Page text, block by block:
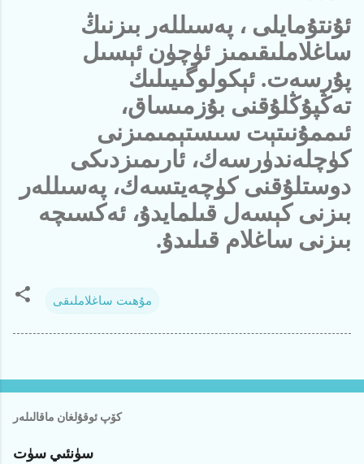
ئۇنتۇمايلى ، پەسىللەر بىزنىڭ
ساغلاملىقىمىز ئۈچۈن ئېسىل
پۇرسەت. ئېكولوگىيىلىك
تەڭپۇڭلۇقنى بۇزمىساق،
ئىممۇنىتېت سىستېمىمىزنى
كۈچلەندۈرسەك، ئارىمىزدىكى
دوستلۇقنى كۈچەيتسەك، پەسىللەر
بىزنى كېسەل قىلمايدۇ، ئەكسىچە
بىزنى ساغلام قىلىدۇ.
مۇھىت ساغلاملىقى
كۆپ ئوقۇلغان ماقالىلەر
سۈنئىي سۈت